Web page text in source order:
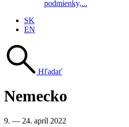
podmienky,...
SK
EN
Hľadať
Nemecko
9. — 24. apríl 2022